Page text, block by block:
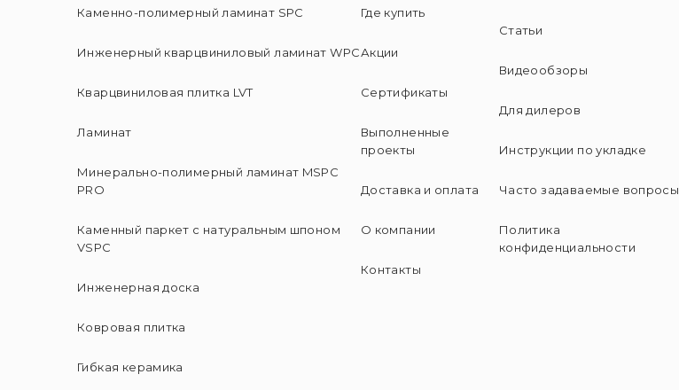
Каменно-полимерный ламинат SPC
Инженерный кварцвиниловый ламинат WPC
Кварцвиниловая плитка LVT
Ламинат
Минерально-полимерный ламинат MSPC
PRO
Каменный паркет с натуральным шпоном
VSPC
Инженерная доска
Ковровая плитка
Гибкая керамика
Где купить
Акции
Сертификаты
Выполненные
проекты
Доставка и оплата
О компании
Контакты
Статьи
Видеообзоры
Для дилеров
Инструкции по укладке
Часто задаваемые вопросы
Политика
конфиденциальности